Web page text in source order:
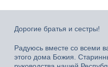
Дорогие братья и сестры!
Радуюсь вместе со всеми
этого дома Божия.